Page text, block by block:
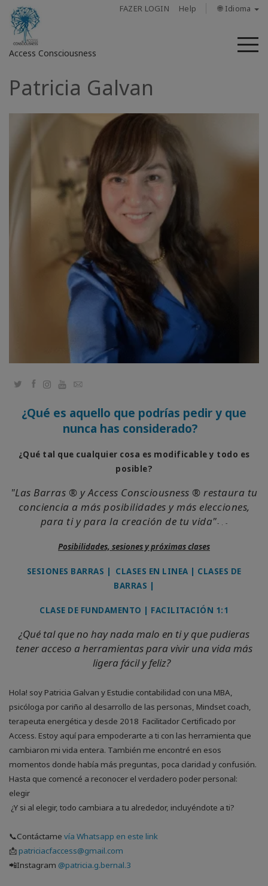
FAZER LOGIN Help 🌐 Idioma
Access Consciousness
Fazer
em
CONTATO
PESQUISAR
Patricia Galvan
TwitterFacebookYouTube
Email
¿Qué es aquello que podrías pedir y que
nunca has considerado?
¿Qué tal que cualquier cosa es modificable y todo es
posible?
"Las Barras ® y Access Consciousness ® restaura tu
conciencia a más posibilidades y más elecciones,
para ti y para la creación de tu vida"- . -
Posibilidades, sesiones y próximas clases
SESIONES BARRAS | CLASES EN LINEA | CLASES DE
BARRAS |
CLASE DE FUNDAMENTO | FACILITACIÓN 1:1
¿Qué tal que no hay nada malo en ti y que pudieras
tener acceso a herramientas para vivir una vida más
ligera fácil y feliz?
Hola! soy Patricia Galvan y Estudie contabilidad con una MBA,
psicóloga por cariño al desarrollo de las personas, Mindset coach,
terapeuta energética y desde 2018 Facilitador Certificado por
Access. Estoy aquí para empoderarte a ti con las herramienta que
cambiaron mi vida entera. También me encontré en esos
momentos donde había más preguntas, poca claridad y confusión.
Hasta que comencé a reconocer el verdadero poder personal:
elegir
¿Y si al elegir, todo cambiara a tu alrededor, incluyéndote a ti?
📞Contáctame vía Whatsapp en este link
📩 patriciacfaccess@gmail.com
📲Instagram @patricia.g.bernal.3